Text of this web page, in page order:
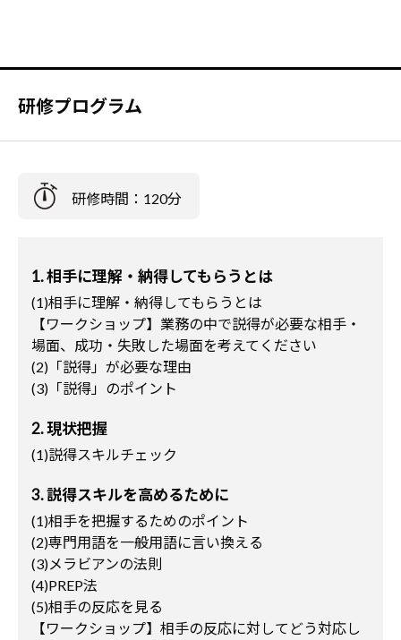
研修プログラム
研修時間：120分
1. 相手に理解・納得してもらうとは
(1)相手に理解・納得してもらうとは
【ワークショップ】業務の中で説得が必要な相手・
場面、成功・失敗した場面を考えてください
(2)「説得」が必要な理由
(3)「説得」のポイント
2. 現状把握
(1)説得スキルチェック
3. 説得スキルを高めるために
(1)相手を把握するためのポイント
(2)専門用語を一般用語に言い換える
(3)メラビアンの法則
(4)PREP法
(5)相手の反応を見る
【ワークショップ】相手の反応に対してどう対応し